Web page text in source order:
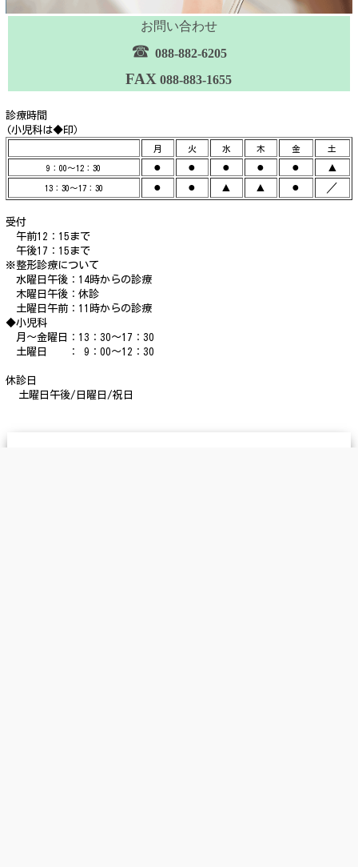
お問い合わせ
☎ 088-882-6205
FAX 088-883-1655
診療時間
(小児科は◆印）
月 火 水 木 金 土
9：00～12：30 ● ● ● ● ● ▲
13：30～17：30 ● ● ▲ ▲ ● ／
受付
午前12：15まで
午後17：15まで
※整形診療について
水曜日午後：14時からの診療
木曜日午後：休診
土曜日午前：11時からの診療
◆小児科
月～金曜日：13：30～17：30
土曜日 ： 9：00～12：30
休診日
土曜日午後/日曜日/祝日